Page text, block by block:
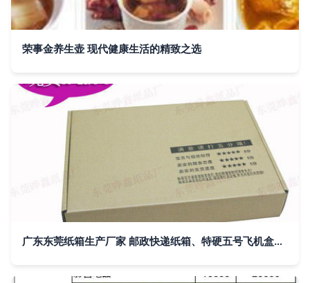
荣事金养生壶 现代健康生活的精致之选
广东东莞纸箱生产厂家 邮政快递纸箱、特硬五号飞机盒与定制保健电器配件包装方案